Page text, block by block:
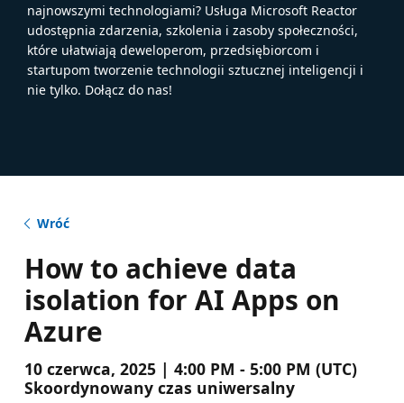
najnowszymi technologiami? Usługa Microsoft Reactor
udostępnia zdarzenia, szkolenia i zasoby społeczności,
które ułatwiają deweloperom, przedsiębiorcom i
startupom tworzenie technologii sztucznej inteligencji i
nie tylko. Dołącz do nas!
Wróć
How to achieve data
isolation for AI Apps on
Azure
10 czerwca, 2025 | 4:00 PM - 5:00 PM (UTC)
Skoordynowany czas uniwersalny